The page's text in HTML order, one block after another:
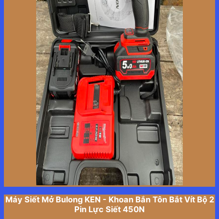
Máy Siết Mở Bulong KEN - Khoan Bắn Tôn Bắt Vít Bộ 2
Pin Lực Siết 450N